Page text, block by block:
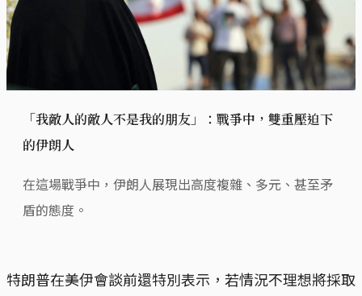
「我敵人的敵人不是我的朋友」：戰爭中，雙重壓迫下
的伊朗人
在這場戰爭中，伊朗人展現出高度複雜、多元、甚至矛
盾的態度。
特朗普在美伊會談前還特別表示，若情況不理想將採取